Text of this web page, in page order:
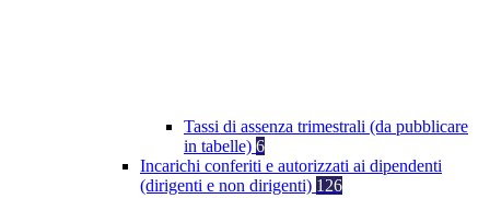
Tassi di assenza trimestrali (da pubblicare
in tabelle) 6
Incarichi conferiti e autorizzati ai dipendenti
(dirigenti e non dirigenti) 126